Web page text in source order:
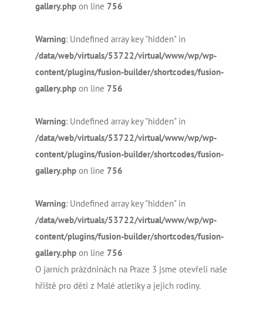
gallery.php on line 756
Warning: Undefined array key "hidden" in
/data/web/virtuals/53722/virtual/www/wp/wp-
content/plugins/fusion-builder/shortcodes/fusion-
gallery.php on line 756
Warning: Undefined array key "hidden" in
/data/web/virtuals/53722/virtual/www/wp/wp-
content/plugins/fusion-builder/shortcodes/fusion-
gallery.php on line 756
Warning: Undefined array key "hidden" in
/data/web/virtuals/53722/virtual/www/wp/wp-
content/plugins/fusion-builder/shortcodes/fusion-
gallery.php on line 756
O jarních prázdninách na Praze 3 jsme otevřeli naše
hřiště pro děti z Malé atletiky a jejich rodiny.